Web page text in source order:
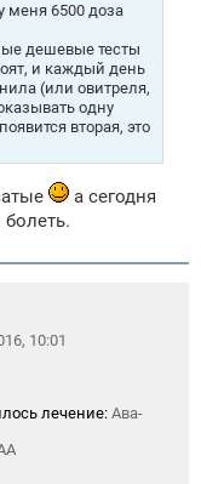
меня 6500 доза
дешевые тесты
и каждый день
(или овитреля,
одну
вторая, это
а сегодня
10:01
лечение: Ава-